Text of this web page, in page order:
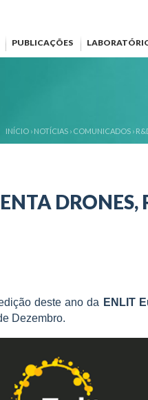
PUBLICAÇÕES
INÍCIO › NOTÍCIAS › COMUNICADOS ›
deste ano da ENLIT
Dezembro.